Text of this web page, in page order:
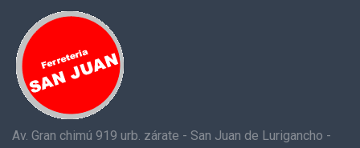
Av. Gran chimú 919 urb. zárate - San Juan de Lurigancho -